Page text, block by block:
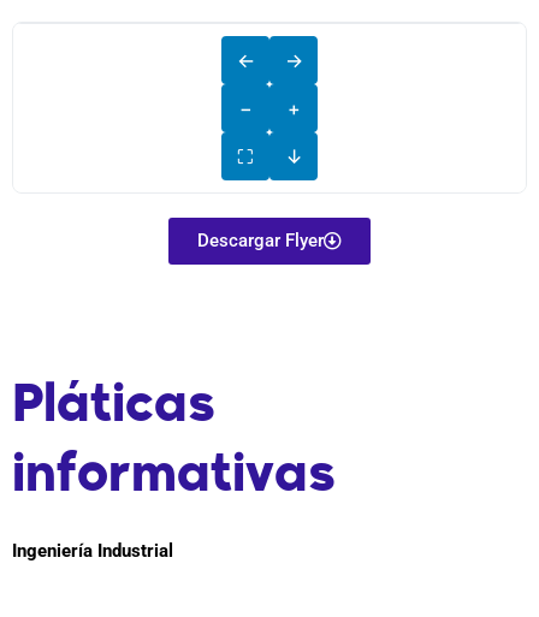
− +
← →
⛶ ↓
Descargar Flyer
Pláticas
informativas
Ingeniería Industrial